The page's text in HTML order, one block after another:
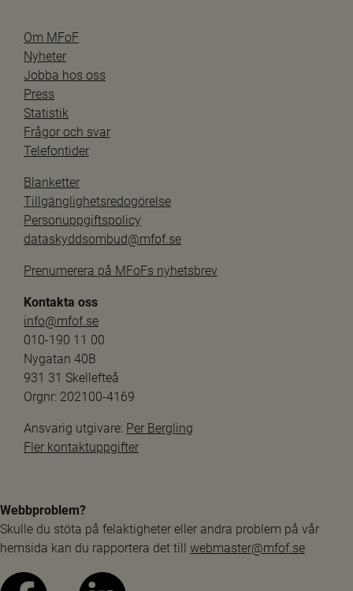
Om MFoF
Nyheter
Jobba hos oss
Press
Statistik
Frågor och svar
Telefontider
Blanketter
Tillgänglighetsredogörelse
Personuppgiftspolicy
dataskyddsombud@mfof.se
Prenumerera på MFoFs nyhetsbrev
Kontakta oss
info@mfof.se
010-190 11 00
Nygatan 40B
931 31 Skellefteå
Orgnr: 202100-4169
Ansvarig utgivare: Per Bergling
Fler kontaktuppgifter
Webbproblem?
Skulle du stöta på felaktigheter eller andra problem på vår
hemsida kan du rapportera det till webmaster@mfof.se